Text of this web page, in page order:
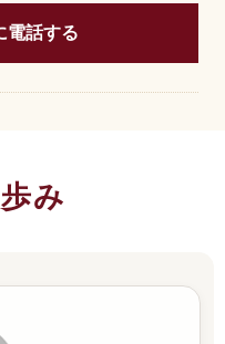
電話する
み